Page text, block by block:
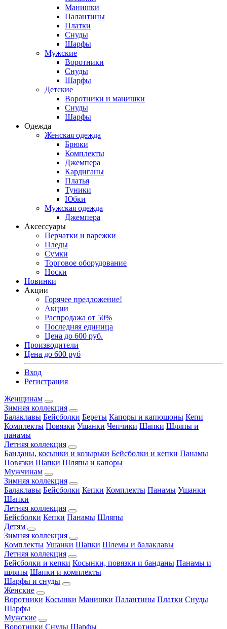
Манишки
Палантины
Платки
Снуды
Шарфы
Мужские
Воротники
Снуды
Шарфы
Детские
Воротники и манишки
Снуды
Шарфы
Одежда
Женская одежда
Брюки
Комплекты
Джемпера
Кардиганы
Платья
Туники
Юбки
Мужская одежда
Джемпера
Аксессуары
Перчатки и варежки
Пледы
Сумки
Торговое оборудование
Носки
Новинки
Акции
Горячее предложение!
Акции
Распродажа от 50%
Последняя единица
Цена до 600 руб.
Производители
Цена до 600 руб
Вход
Регистрация
Женщинам
Зимняя коллекция
Балаклавы Бейсболки Береты Капоры и капюшоны Кепи
Комплекты Повязки Ушанки Чепчики Шапки Шляпы и
панамы
Летняя коллекция
Банданы, косынки и козырьки Бейсболки и кепки Панамы
Повязки Шапки Шляпы и капоры
Мужчинам
Зимняя коллекция
Балаклавы Бейсболки Кепки Комплекты Панамы Ушанки
Шапки
Летняя коллекция
Бейсболки Кепки Панамы Шляпы
Детям
Зимняя коллекция
Комплекты Ушанки Шапки Шлемы и балаклавы
Летняя коллекция
Бейсболки и кепки Косынки, повязки и банданы Панамы и
шляпы Шапки и комплекты
Шарфы и снуды
Женские
Воротники Косынки Манишки Палантины Платки Снуды
Шарфы
Мужские
Воротники Снуды Шарфы